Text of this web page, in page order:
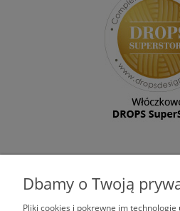
ZAKUPY
Dbamy o Twoją
Pliki cookies i pokrewne im